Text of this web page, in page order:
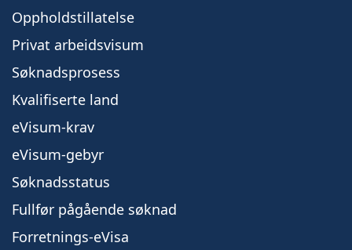
Oppholdstillatelse
Privat arbeidsvisum
Søknadsprosess
Kvalifiserte land
eVisum-krav
eVisum-gebyr
Søknadsstatus
Fullfør pågående søknad
Forretnings-eVisa